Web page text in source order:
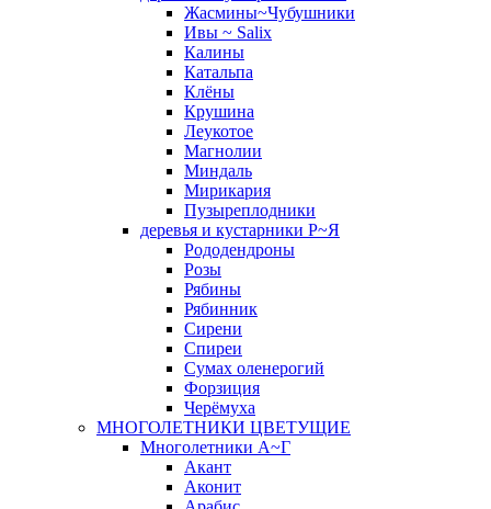
Жасмины~Чубушники
Ивы ~ Salix
Калины
Катальпа
Клёны
Крушина
Леукотое
Магнолии
Миндаль
Мирикария
Пузыреплодники
деревья и кустарники Р~Я
Рододендроны
Розы
Рябины
Рябинник
Сирени
Спиреи
Сумах оленерогий
Форзиция
Черёмуха
МНОГОЛЕТНИКИ ЦВЕТУЩИЕ
Многолетники А~Г
Акант
Аконит